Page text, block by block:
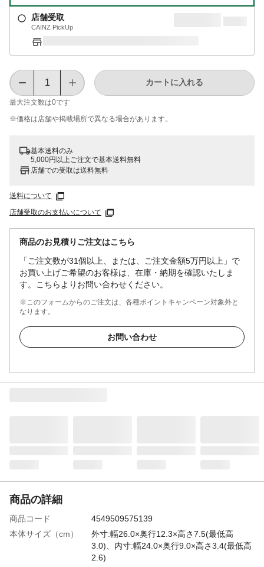
店舗受取
CAINZ PickUp
最大注文数は0です
カートに入れる
※価格は​店舗や​掲載場所で​異なる​場合が​あります。
基本送料のみ
5,000円以上ご注文で基本送料無料
店舗での受取は送料無料
送料について
店舗受取のお支払いについて
商品のお見積りご注文はこちら
「ご注文数が31個以上、または、ご注文金額5万円以上」で
お買い上げご希望のお客様は、在庫・納期を確認いたしま
す。こちらよりお問い合わせください。
※このフォームからのご注文は、各種ポイントキャンペーン対象外と
なります。
お問い合わせ
商品の詳細
商品コード
4549509575139
本体サイズ（cm）
外寸:幅26.0×奥行12.3×高さ7.5(最低高
3.0)、内寸:幅24.0×奥行9.0×高さ3.4(最低高
2.6)